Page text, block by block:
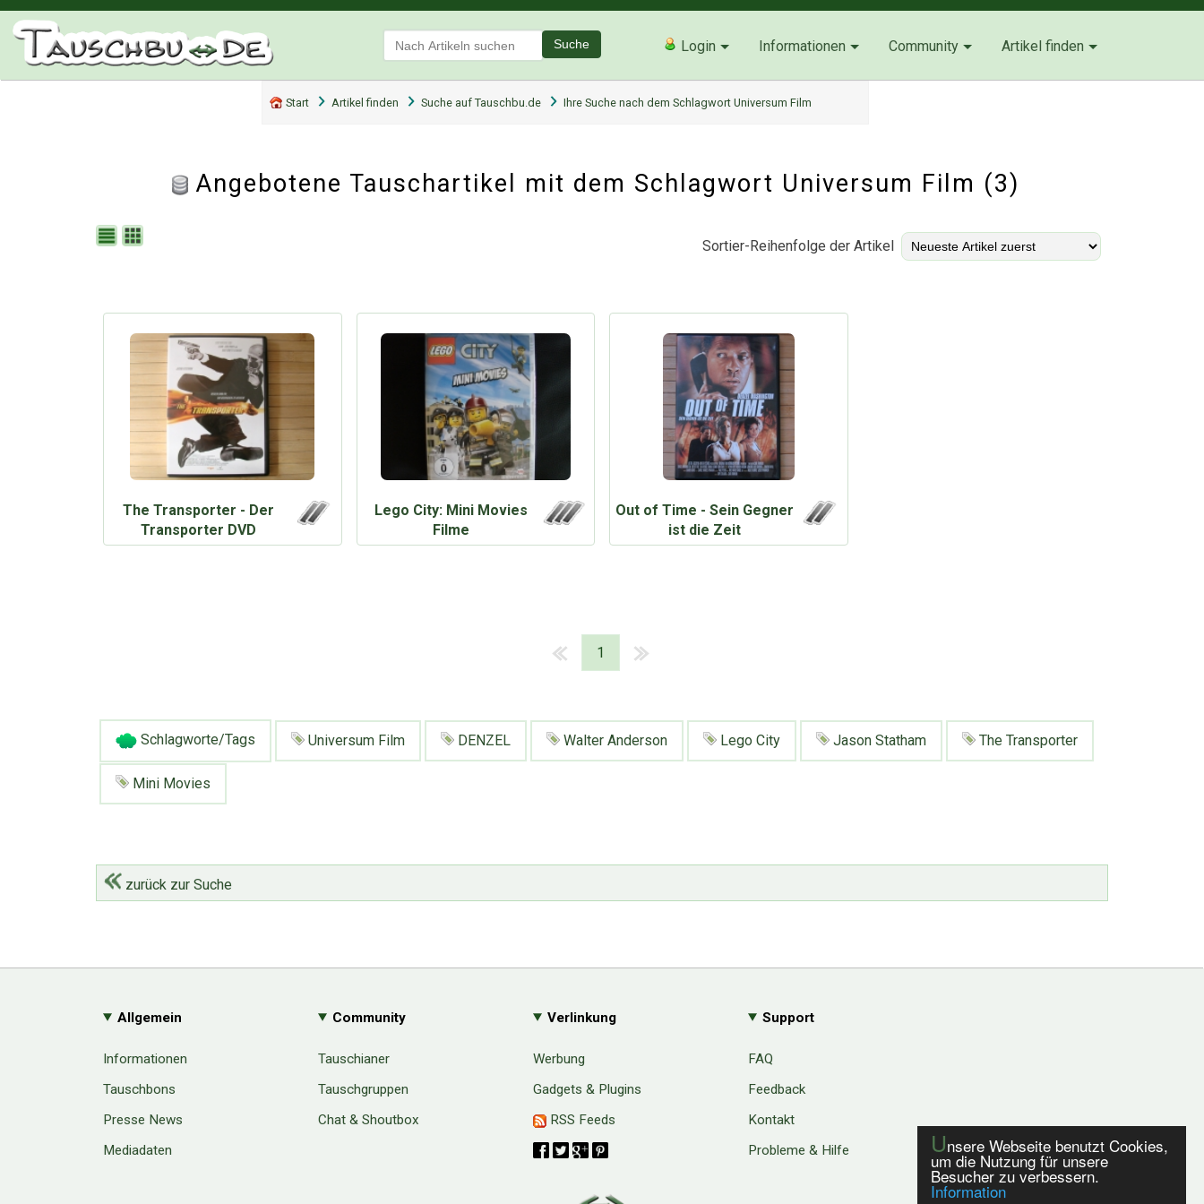
Unsere Webseite benutzt Cookies,
um die Nutzung für unsere
Besucher zu verbessern.
Information
Suche Login Informationen Community Artikel finden
Start Artikel finden Suche auf Tauschbu.de Ihre Suche nach dem Schlagwort Universum Film
Angebotene Tauschartikel mit dem Schlagwort Universum Film (3)
Sortier-Reihenfolge der Artikel
The Transporter - Der
Transporter DVD
Lego City: Mini Movies
Filme
Out of Time - Sein Gegner
ist die Zeit
1
Schlagworte/Tags Universum Film DENZEL Walter Anderson Lego City Jason Statham The Transporter
Mini Movies
zurück zur Suche
Allgemein
Informationen
Tauschbons
Presse News
Mediadaten
Community
Tauschianer
Tauschgruppen
Chat & Shoutbox
Verlinkung
Werbung
Gadgets & Plugins
RSS Feeds
Support
FAQ
Feedback
Kontakt
Probleme & Hilfe